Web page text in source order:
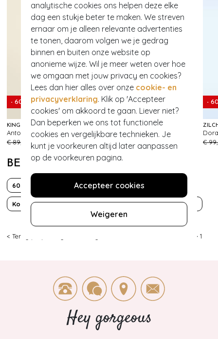
analytische cookies ons helpen deze elke
dag een stukje beter te maken. We streven
ernaar om je alleen relevante advertenties
te tonen, daarom volgen we je gedrag
binnen en buiten onze website op
anonieme wijze. Wil je meer weten over hoe
we omgaan met jouw privacy en cookies?
Lees dan hier alles over onze cookie- en
privacyverklaring. Klik op 'Accepteer
cookies' om akkoord te gaan. Liever niet?
Dan beperken we ons tot functionele
cookies en vergelijkbare technieken. Je
kunt je voorkeuren altijd later aanpassen
op de voorkeuren pagina.
Accepteer cookies
Weigeren
- 60%
KING LOUIE
Antonia Dover broek in spring geel
€ 89,95
€ 35,95
150
TAMARIS
€ 39,95
-
€
BEKIJK MEER VAN
60s Katoen
Korte mouw Mod Sustainable Fashion Valentijn
< Terug > 1
Hey gorgeous